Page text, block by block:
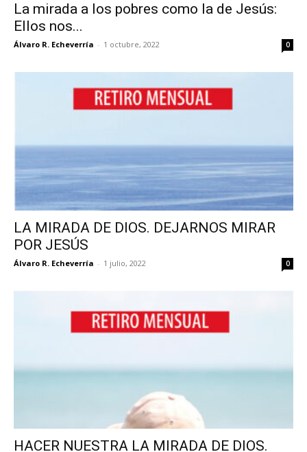
La mirada a los pobres como la de Jesús:
Ellos nos...
Álvaro R. Echeverría - 1 octubre, 2022 0
LA MIRADA DE DIOS. DEJARNOS MIRAR
POR JESÚS
Álvaro R. Echeverría - 1 julio, 2022 0
HACER NUESTRA LA MIRADA DE DIOS.